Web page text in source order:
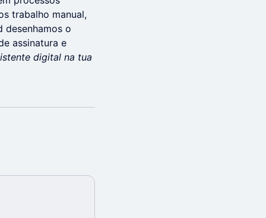
trabalho manual,
desenhamos o
assinatura e
digital na tua